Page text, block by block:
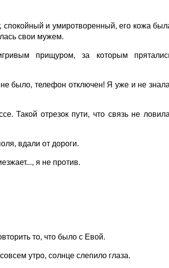
спокойный и умиротворенный, его кожа
свои мужем.
прищуром, за которым
было, телефон отключен! Я уже и не
Такой отрезок пути, что связь не
вдали от дороги.
я не против.
то, что было с Евой.
утро, солнце слепило глаза.